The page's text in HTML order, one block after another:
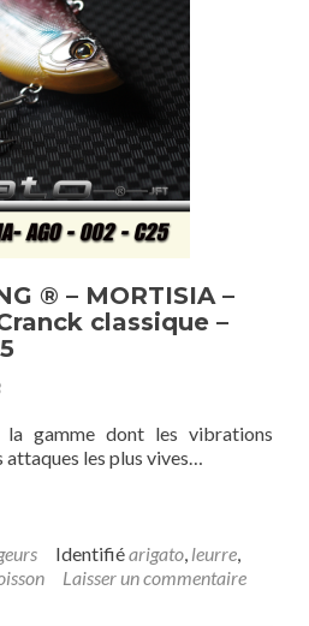
® – MORTISIA –
classique –
la gamme dont les vibrations
attaques les plus vives…
Identifiéarigato, leurre,
Laisser un commentaire